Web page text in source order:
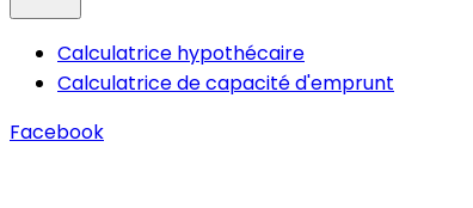
Calculatrice hypothécaire
Calculatrice de capacité d'emprunt
Facebook